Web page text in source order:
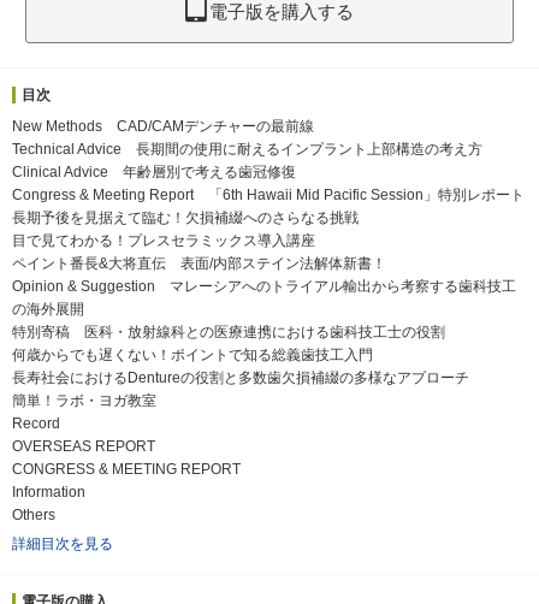
電子版を購入する
目次
New Methods CAD/CAMデンチャーの最前線
Technical Advice 長期間の使用に耐えるインプラント上部構造の考え方
Clinical Advice 年齢層別で考える歯冠修復
Congress & Meeting Report 「6th Hawaii Mid Pacific Session」特別レポート
長期予後を見据えて臨む！欠損補綴へのさらなる挑戦
目で見てわかる！プレスセラミックス導入講座
ペイント番長&大将直伝 表面/内部ステイン法解体新書！
Opinion & Suggestion マレーシアへのトライアル輸出から考察する歯科技工
の海外展開
特別寄稿 医科・放射線科との医療連携における歯科技工士の役割
何歳からでも遅くない！ポイントで知る総義歯技工入門
長寿社会におけるDentureの役割と多数歯欠損補綴の多様なアプローチ
簡単！ラボ・ヨガ教室
Record
OVERSEAS REPORT
CONGRESS & MEETING REPORT
Information
Others
詳細目次を見る